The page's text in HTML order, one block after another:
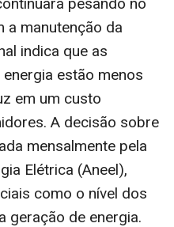
a manutenção da
indica que as
estão menos
em um custo
A decisão sobre
mensalmente pela
Elétrica (Aneel),
como o nível dos
geração de energia.